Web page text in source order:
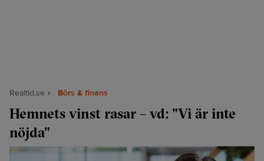
Realtid.se Börs & finans
Hemnets vinst rasar – vd: "Vi är inte
nöjda"